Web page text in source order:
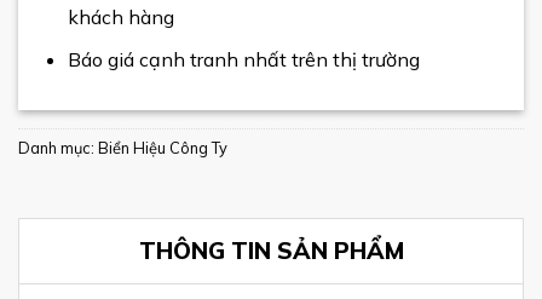
khách hàng
Báo giá cạnh tranh nhất trên thị trường
Danh mục: Biển Hiệu Công Ty
THÔNG TIN SẢN PHẨM